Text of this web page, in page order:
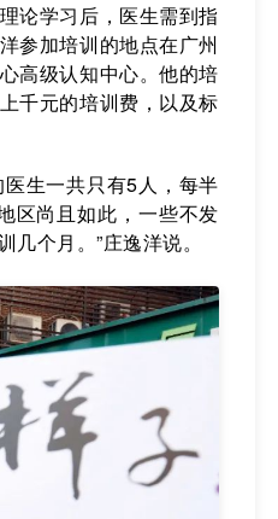
论学习后，医生需到指
参加培训的地点在广州
高级认知中心。他的培
千元的培训费，以及标
生一共只有5人，每半
区尚且如此，一些不发
个月。”庄逸洋说。